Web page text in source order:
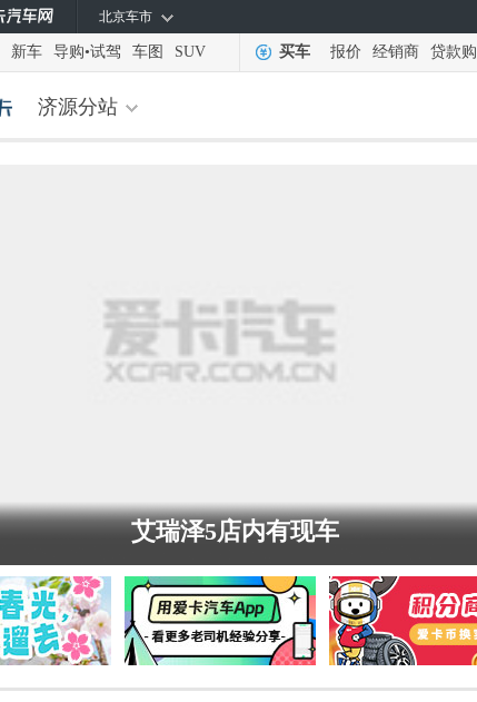
北京车市
新车 导购•试驾 车图 SUV 买车 报价 经销商 贷款购
济源分站
艾瑞泽5店内有现车